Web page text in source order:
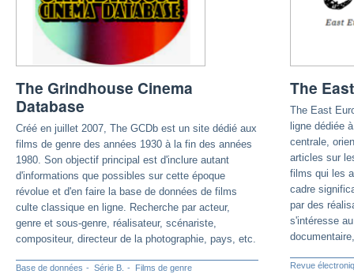
The Grindhouse Cinema
Database
Créé en juillet 2007, The GCDb est un site dédié aux
films de genre des années 1930 à la fin des années
1980. Son objectif principal est d'inclure autant
d'informations que possibles sur cette époque
révolue et d'en faire la base de données de films
culte classique en ligne. Recherche par acteur,
genre et sous-genre, réalisateur, scénariste,
compositeur, directeur de la photographie, pays, etc.
Base de données Série B. Films de genre
The
The East
ligne dédiée
centrale,
articles sur
films qui les
cadre
par des
s'intéresse
Revue